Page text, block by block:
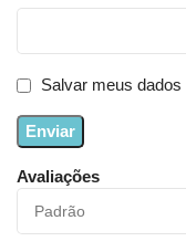
Avaliações
Salvar meus